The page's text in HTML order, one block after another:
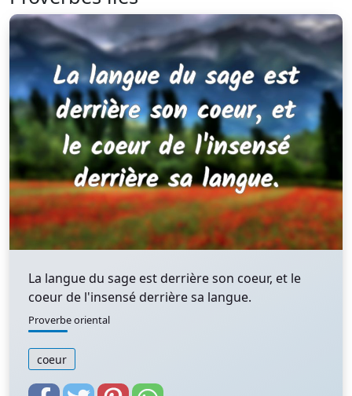
La langue du sage est derrière son coeur, et le
coeur de l'insensé derrière sa langue.
Proverbe oriental
coeur